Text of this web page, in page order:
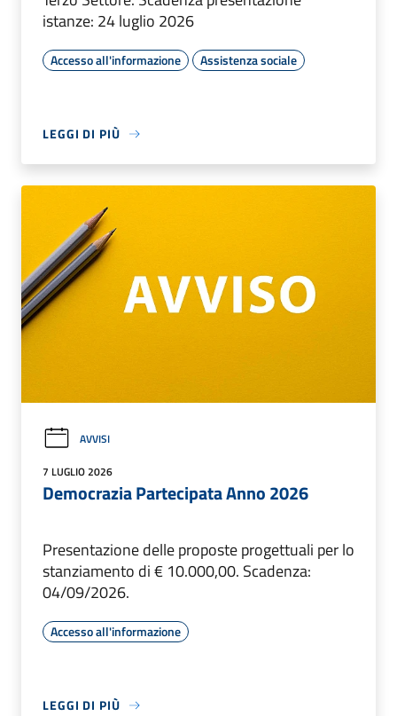
istanze: 24 luglio 2026
Accesso all'informazione Assistenza sociale
LEGGI DI PIÙ
AVVISI
7 LUGLIO 2026
Democrazia Partecipata Anno 2026
Presentazione delle proposte progettuali per lo
stanziamento di € 10.000,00. Scadenza:
04/09/2026.
Accesso all'informazione
LEGGI DI PIÙ